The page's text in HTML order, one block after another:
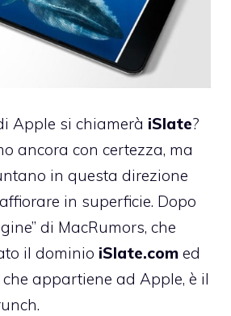
Apple si chiamerà iSlate?
ancora con certezza, ma
in questa direzione
in superficie. Dopo
di MacRumors, che
il dominio iSlate.com ed
appartiene ad Apple, è il
.